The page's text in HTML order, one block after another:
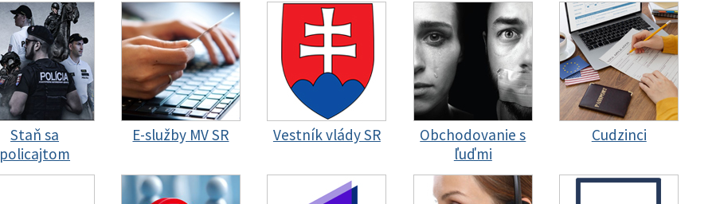
Staň sa
policajtom
E-služby MV SR Vestník vlády SR
Obchodovanie s
ľuďmi
Cudzinci